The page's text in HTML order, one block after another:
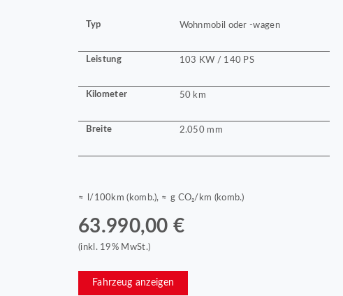
Typ Wohnmobil oder -wagen
Leistung 103 KW / 140 PS
Kilometer 50 km
Breite 2.050 mm
≈ l/100km (komb.), ≈ g CO₂/km (komb.)
63.990,00 €
(inkl. 19% MwSt.)
Fahrzeug anzeigen